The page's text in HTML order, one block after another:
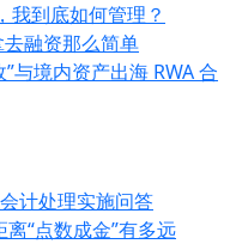
我到底如何管理？
融资那么简单
与境内资产出海 RWA 合
计处理实施问答
离“点数成金”有多远